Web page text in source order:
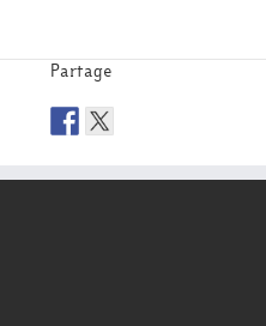
Partage